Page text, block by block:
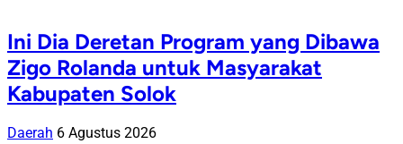
Ini Dia Deretan Program yang Dibawa
Zigo Rolanda untuk Masyarakat
Kabupaten Solok
Daerah 6 Agustus 2026